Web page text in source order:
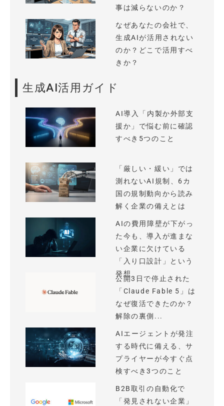
事は減らないのか？
なぜあなたの会社で、
生成AIが活用されない
のか？どこで活用すべ
きか？
生成AI活用ガイド
AI導入「内製か外部支
援か」で悩む前に確認
すべき5つのこと
「厳しい・緩い」では
測れないAI規制、6カ
国の規制動向から読み
解く企業の備えとは
AIの費用障壁が下がっ
た今も、導入が進まな
い企業に欠けている
「入り口設計」という
発想
公開3日で停止された
「Claude Fable 5」は
なぜ復活できたのか？
解除の裏側...
AIエージェントが発注
する時代に備える、サ
プライヤーが今すぐ点
検すべき3つのこと
B2B取引の自動化で
「発見されない企業」